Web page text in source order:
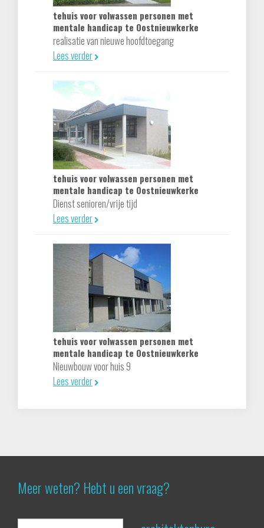
tehuis voor volwassen personen met
mentale handicap te Oostnieuwkerke
realisatie van nieuwe hoofdtoegang
Lees verder
tehuis voor volwassen personen met
mentale handicap te Oostnieuwkerke
Dienst senioren/vrije tijd
Lees verder
tehuis voor volwassen personen met
mentale handicap te Oostnieuwkerke
Nieuwbouw voor huis 9
Lees verder
Meer weten? Hebt u een vraag?